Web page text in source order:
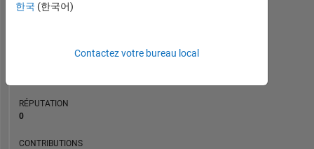
RANG
RÉPUTATION
0
CONTRIBUTIONS
한국 (한국어)
Contactez votre bureau local